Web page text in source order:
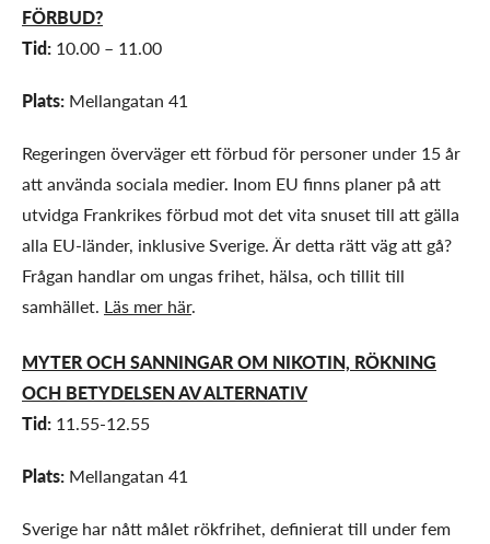
FÖRBUD?
Tid: 10.00 – 11.00
Plats: Mellangatan 41
Regeringen överväger ett förbud för personer under 15 år
att använda sociala medier. Inom EU finns planer på att
utvidga Frankrikes förbud mot det vita snuset till att gälla
alla EU-länder, inklusive Sverige. Är detta rätt väg att gå?
Frågan handlar om ungas frihet, hälsa, och tillit till
samhället. Läs mer här.
MYTER OCH SANNINGAR OM NIKOTIN, RÖKNING
OCH BETYDELSEN AV ALTERNATIV
Tid: 11.55-12.55
Plats: Mellangatan 41
Sverige har nått målet rökfrihet, definierat till under fem